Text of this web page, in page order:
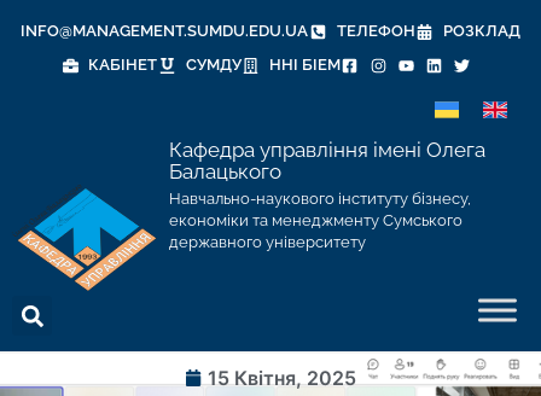
INFO@MANAGEMENT.SUMDU.EDU.UA ТЕЛЕФОН
РОЗКЛАД
КАБІНЕТ
СУМДУ ННІ БІЕМ
Кафедра управління імені Олега
Балацького
Навчально-наукового інституту бізнесу,
економіки та менеджменту Сумського
державного університету
15 Квітня, 2025